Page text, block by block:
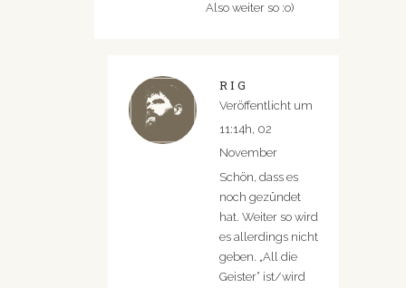
Also weiter so :o)
RIG
Veröffentlicht um
11:14h, 02
November
Schön, dass es
noch gezündet
hat. Weiter so wird
es allerdings nicht
geben. „All die
Geister“ ist/wird